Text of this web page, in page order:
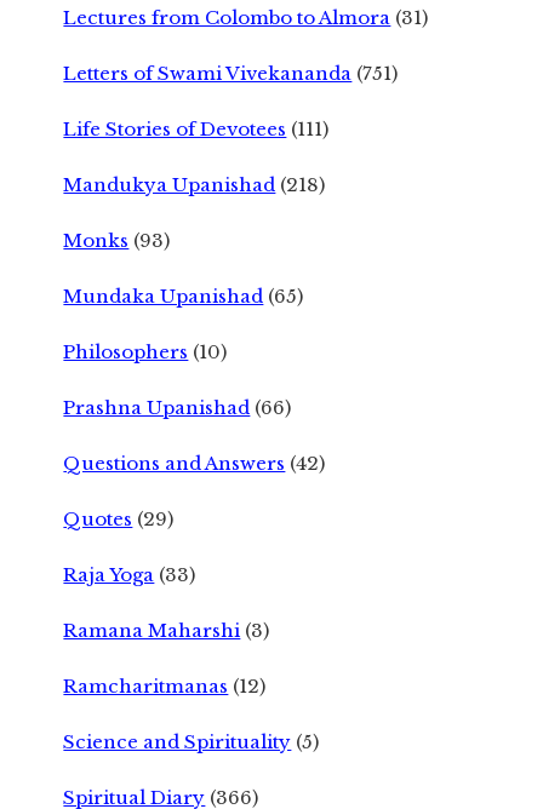
Lectures from Colombo to Almora (31)
Letters of Swami Vivekananda (751)
Life Stories of Devotees (111)
Mandukya Upanishad (218)
Monks (93)
Mundaka Upanishad (65)
Philosophers (10)
Prashna Upanishad (66)
Questions and Answers (42)
Quotes (29)
Raja Yoga (33)
Ramana Maharshi (3)
Ramcharitmanas (12)
Science and Spirituality (5)
Spiritual Diary (366)